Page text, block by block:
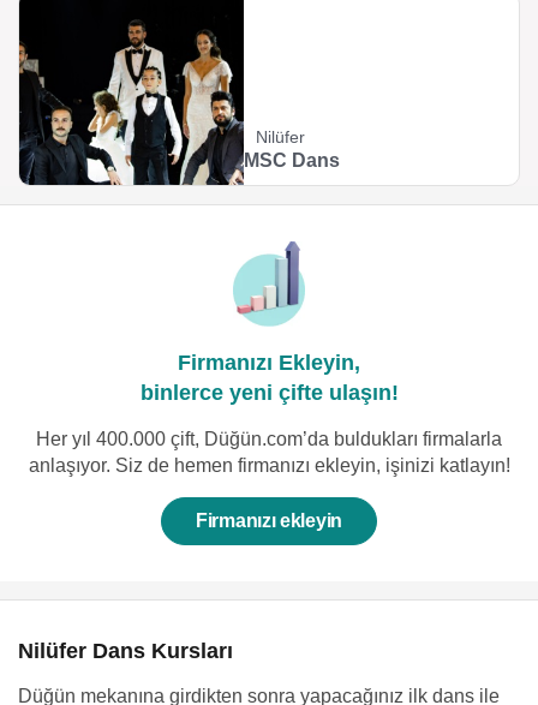
Nilüfer
MSC Dans
Firmanızı Ekleyin,
binlerce yeni çifte ulaşın!
Her yıl 400.000 çift, Düğün.com’da buldukları firmalarla
anlaşıyor. Siz de hemen firmanızı ekleyin, işinizi katlayın!
Firmanızı ekleyin
Nilüfer Dans Kursları
Düğün mekanına girdikten sonra yapacağınız ilk dans ile